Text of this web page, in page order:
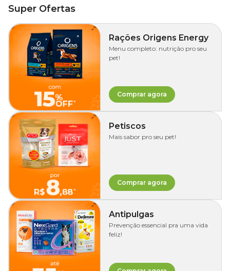
Super Ofertas
Rações Origens Energy
Menu completo: nutrição pro seu
pet!
Comprar agora
Petiscos
Mais sabor pro seu pet!
Comprar agora
Antipulgas
Prevenção essencial pra uma vida
feliz!